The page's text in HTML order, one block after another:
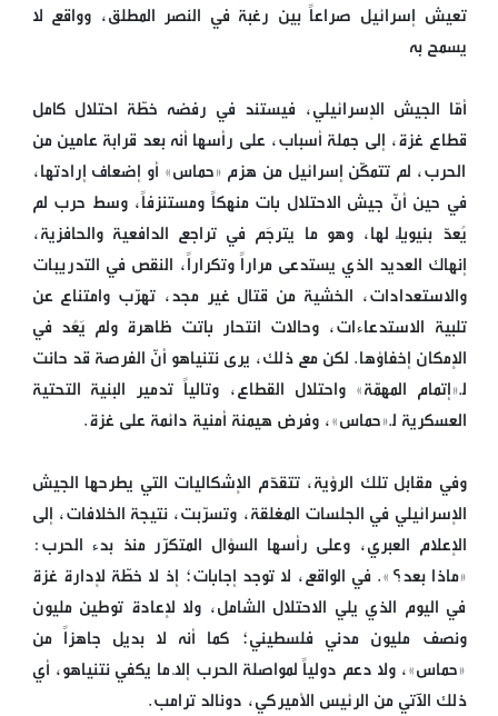
تعيش إسرائيل صراعاً بين رغبة في النصر المطلق، وواقع لا
يسمح به
أمّا الجيش الإسرائيلي، فيستند في رفضه خطّة احتلال كامل
قطاع غزة، إلى جملة أسباب، على رأسها أنه بعد قرابة عامين من
الحرب، لم تتمكّن إسرائيل من هزم «حماس» أو إضعاف إرادتها،
في حين أنّ جيش الاحتلال بات منهكاً ومستنزفاً، وسط حرب لم
يُعدّ بنيويّاً لها، وهو ما يترجَم في تراجع الدافعية والحافزية،
إنهاك العديد الذي يستدعى مراراً وتكراراً، النقص في التدريبات
والاستعدادات، الخشية من قتال غير مجد، تهرّب وامتناع عن
تلبية الاستدعاءات، وحالات انتحار باتت ظاهرة ولم يَعُد في
الإمكان إخفاؤها. لكن مع ذلك، يرى نتنياهو أنّ الفرصة قد حانت
لـ«إتمام المهمّة» واحتلال القطاع، وتالياً تدمير البنية التحتية
العسكرية لـ«حماس»، وفرض هيمنة أمنية دائمة على غزة.
وفي مقابل تلك الرؤية، تتقدّم الإشكاليات التي يطرحها الجيش
الإسرائيلي في الجلسات المغلقة، وتسرّبت، نتيجة الخلافات، إلى
الإعلام العبري، وعلى رأسها السؤال المتكرّر منذ بدء الحرب:
«ماذا بعد؟». في الواقع، لا توجد إجابات؛ إذ لا خطّة لإدارة غزة
في اليوم الذي يلي الاحتلال الشامل، ولا لإعادة توطين مليون
ونصف مليون مدني فلسطيني؛ كما أنه لا بديل جاهزاً من
«حماس»، ولا دعم دولياً لمواصلة الحرب إلّا ما يكفي نتنياهو، أي
ذلك الآتي من الرئيس الأميركي، دونالد ترامب.